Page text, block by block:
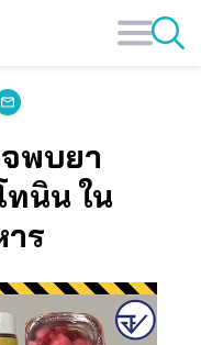
พบยา
ทนิน ใน
ร